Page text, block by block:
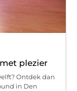
plezier
Ontdek dan
in Den